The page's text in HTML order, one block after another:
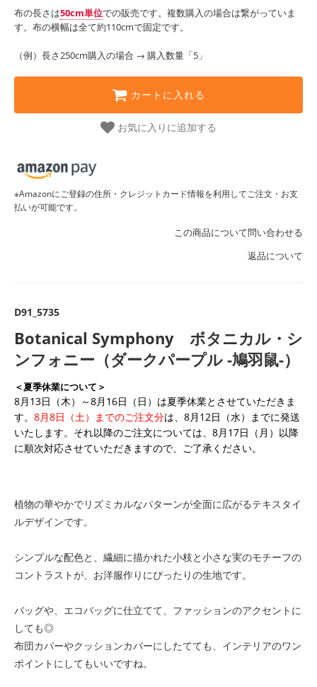
布の長さは50cm単位での販売です。複数購入の場合は繋がっていま
す。布の横幅は全て約110cmで固定です。
（例）長さ250cm購入の場合 → 購入数量「5」
カートに入れる
お気に入りに追加する
※Amazonにご登録の住所・クレジットカード情報を利用してご注文・お支
払いが可能です。
この商品について問い合わせる
返品について
D91_5735
Botanical Symphony ボタニカル・シ
ンフォニー（ダークパープル -鳩羽鼠-）
＜夏季休業について＞
8月13日（木）～8月16日（日）は夏季休業とさせていただきま
す。 8月8日（土）までのご注文分は、8月12日（水）までに発送
いたします。それ以降のご注文については、8月17日（月）以降
に順次対応させていただきますので、ご了承ください。
植物の華やかでリズミカルなパターンが全面に広がるテキスタイ
ルデザインです。
シンプルな配色と、繊細に描かれた小枝と小さな実のモチーフの
コントラストが、お洋服作りにぴったりの生地です。
バッグや、エコバッグに仕立てて、ファッションのアクセントに
しても◎
布団カバーやクッションカバーにしたてても、インテリアのワン
ポイントにしてもいいですね。